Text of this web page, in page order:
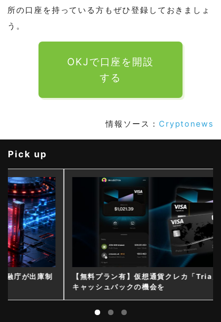
所の口座を持っている方もぜひ登録しておきましょ
う。
OKJで口座を開設
する
情報ソース： Cryptonews
Pick up
【無料プラン有】仮想通貨クレカ「Tria」で最大6%
キャッシュバックの機会を